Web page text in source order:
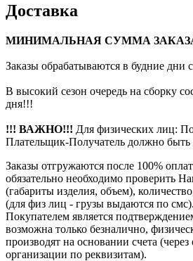
Доставка
МИНИМАЛЬНАЯ СУММА ЗАКАЗА
Заказы обрабатываются в будние
В высокий сезон очередь на сборку
дня!!!
!!! ВАЖНО!!! Для физических лиц:
Плательщик-Получатель должно
Заказы отгружаются после 100%
обязательно необходимо проверить
(габариты изделия, объем),
(для физ лиц - грузы выдаются по
Покупателем является
возможна только безналично,
производят на основании счета
организации по реквизитам).